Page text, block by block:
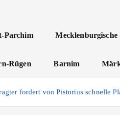
Parchim Mecklenburgische
Rügen Barnim
fordert von Pistorius schnelle